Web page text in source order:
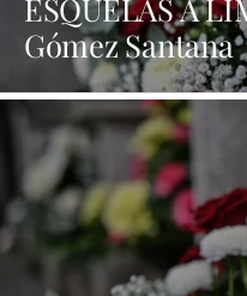
ESQUELAS A
Gómez Santana